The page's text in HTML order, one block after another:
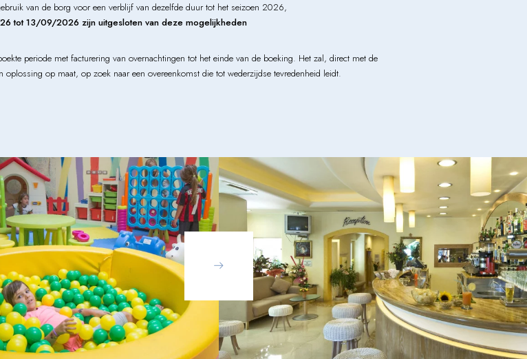
van de borg voor een verblijf van dezelfde duur tot het seizoen 2026,
13/09/2026 zijn uitgesloten van deze mogelijkheden
periode met facturering van overnachtingen tot het einde van de boeking. Het zal, direct met de
op maat, op zoek naar een overeenkomst die tot wederzijdse tevredenheid leidt.